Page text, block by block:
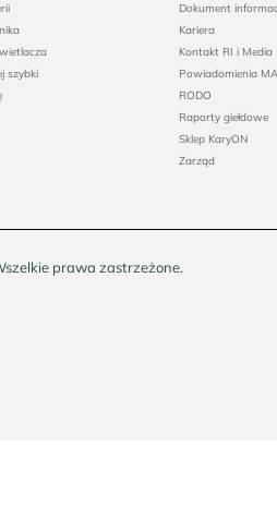
szybki
Dokument
Kariera
Kontakt RI i Media
Powiadomienia
RODO
Raporty giełdowe
Sklep KaryON
Zarząd
prawa zastrzeżone.